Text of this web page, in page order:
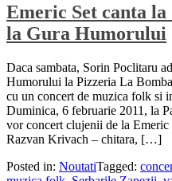
Emeric Set canta
la Gura Humorului
Daca sambata, Sorin Poclitaru
Humorului la Pizzeria La
cu un concert de muzica folk si
Duminica, 6 februarie 2011, la
vor concert clujenii de la
Razvan Krivach – chitara, […]
Posted in: NoutatiTagged: